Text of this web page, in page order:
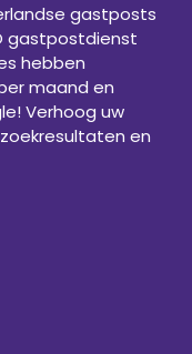
gastposts
gastpostdienst
hebben
maand en
Verhoog uw
en